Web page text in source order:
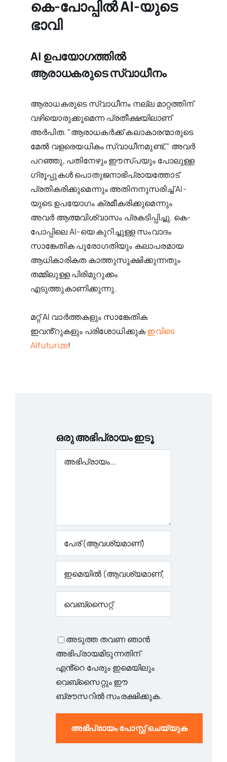
കെ-പോപ്പിൽ AI-യുടെ
ഭാവി
AI ഉപയോഗത്തിൽ
ആരാധകരുടെ സ്വാധീനം
ആരാധകരുടെ സ്വാധീനം നല്ല മാറ്റത്തിന്
വഴിയൊരുക്കുമെന്ന പ്രതീക്ഷയിലാണ്
അർപിത. "ആരാധകർക്ക് കലാകാരന്മാരുടെ
മേൽ വളരെയധികം സ്വാധീനമുണ്ട്," അവർ
പറഞ്ഞു, പതിനേഴും ഈസ്പയും പോലുള്ള
ഗ്രൂപ്പുകൾ പൊതുജനാഭിപ്രായത്തോട്
പ്രതികരിക്കുമെന്നും അതിനനുസരിച്ച് AI-
യുടെ ഉപയോഗം ക്രമീകരിക്കുമെന്നും
അവർ ആത്മവിശ്വാസം പ്രകടിപ്പിച്ചു. കെ-
പോപ്പിലെ AI-യെ കുറിച്ചുള്ള സംവാദം
സാങ്കേതിക പുരോഗതിയും കലാപരമായ
ആധികാരികത കാത്തുസൂക്ഷിക്കുന്നതും
തമ്മിലുള്ള പിരിമുറുക്കം
എടുത്തുകാണിക്കുന്നു.
മറ്റ് AI വാർത്തകളും സാങ്കേതിക
ഇവൻ്റുകളും പരിശോധിക്കുകഇവിടെ
AIfuturize!
ഒരു അഭിപ്രായം ഇടൂ
അഭിപ്രായം
അടുത്ത തവണ ഞാൻ
അഭിപ്രായമിടുന്നതിന്
എൻ്റെ പേരും ഇമെയിലും
വെബ്‌സൈറ്റും ഈ
ബ്രൗസറിൽ സംരക്ഷിക്കുക.